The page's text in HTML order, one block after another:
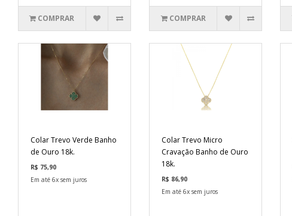
COMPRAR COMPRAR
Colar Trevo Verde Banho
de Ouro 18k.
R$ 75,90
Em até 6x sem juros
Colar Trevo Micro
Cravação Banho de Ouro
18k.
R$ 86,90
Em até 6x sem juros